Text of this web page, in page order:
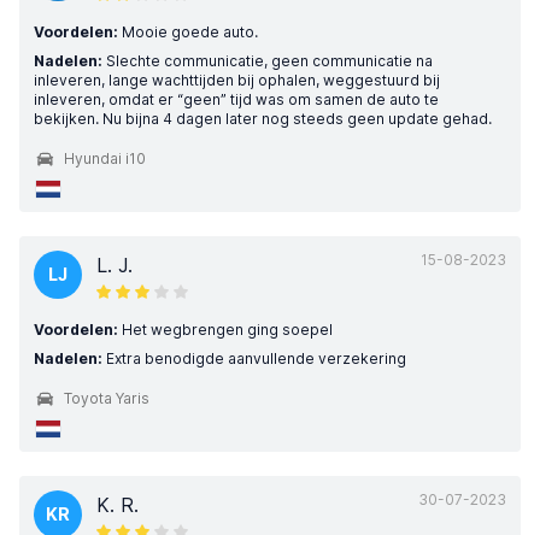
Voordelen: Mooie goede auto.
Nadelen: Slechte communicatie, geen communicatie na
inleveren, lange wachttijden bij ophalen, weggestuurd bij
inleveren, omdat er “geen” tijd was om samen de auto te
bekijken. Nu bijna 4 dagen later nog steeds geen update gehad.
Hyundai i10
15-08-2023
LJ L. J.
Voordelen: Het wegbrengen ging soepel
Nadelen: Extra benodigde aanvullende verzekering
Toyota Yaris
30-07-2023
KR K. R.